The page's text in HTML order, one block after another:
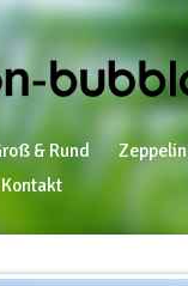
& Rund Zeppelin
Kontakt